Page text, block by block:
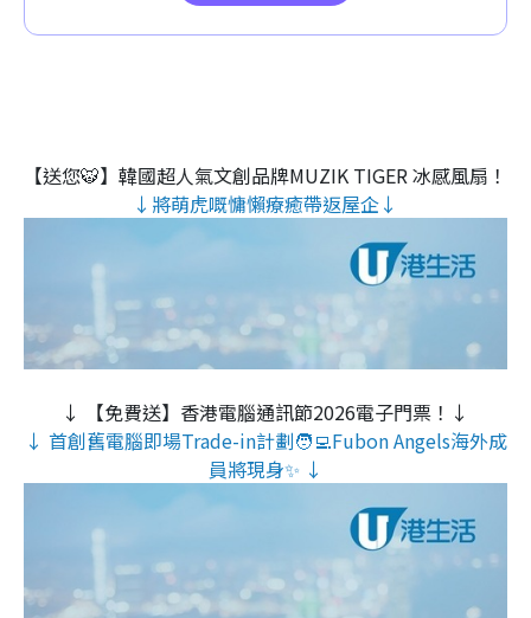
【送您🐯】韓國超人氣文創品牌MUZIK TIGER 冰感風扇！
↓將萌虎嘅慵懶療癒帶返屋企↓
↓ 【免費送】香港電腦通訊節2026電子門票！↓
↓ 首創舊電腦即場Trade-in計劃🧑‍💻Fubon Angels海外成
員將現身✨ ↓